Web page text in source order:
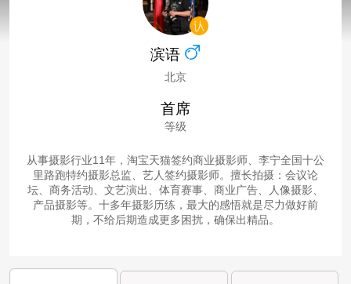
滨语
北京
首席
等级
从事摄影行业11年，淘宝天猫签约商业摄影师、李宁全国十公
里路跑特约摄影总监、艺人签约摄影师。擅长拍摄：会议论
坛、商务活动、文艺演出、体育赛事、商业广告、人像摄影、
产品摄影等。十多年摄影历练，最大的感悟就是尽力做好前
期，不给后期造成更多困扰，确保出精品。